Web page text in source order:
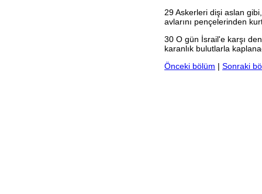
29Askerleri dişi aslan
avlarını pençelerinden
30 O gün İsrail'e karşı
karanlık bulutlarla
Önceki bölüm | Sonraki